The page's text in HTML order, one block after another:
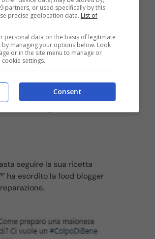
mai pensato a
seguire la sua ricetta
ha esordito la food blogger
partners, or used specifically by this
precise geolocation data. List of
personal data on the basis of legitimate
managing your options below. Look
or in the site menu to manage or
settings.
Consent